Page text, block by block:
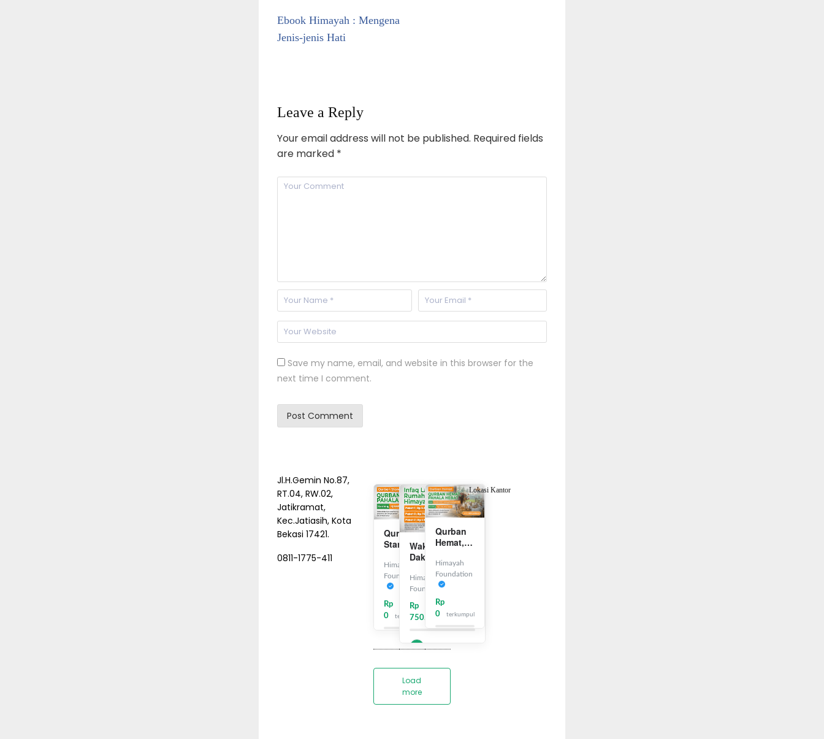
Ebook Himayah : Mengena
Jenis-jenis Hati
Leave a Reply
Your email address will not be published. Required fields
are marked *
Save my name, email, and website in this browser for the
next time I comment.
Jl.H.Gemin No.87,
RT.04, RW.02,
Jatikramat,
Kec.Jatiasih, Kota
Bekasi 17421.
0811-1775-411
Qurban
Standar,
Pahala
Besar
Himayah
Foundation
Rp
0
terkumpul
sudah berakhir
Wakaf Rumah
Dakwah
Himayah
Foundation
Himayah
Foundation
Rp
750.342
terkumpul
Qurban
Hemat,
Hebat
Himayah
Foundation
Rp
0
terkumpul
Load
more
Lokasi Kantor